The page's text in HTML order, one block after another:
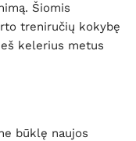
Šiomis
treniručių kokybę
kelerius metus
būklę naujos